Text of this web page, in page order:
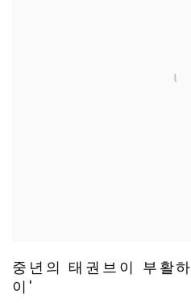
중년의 태권브이 부활
이'